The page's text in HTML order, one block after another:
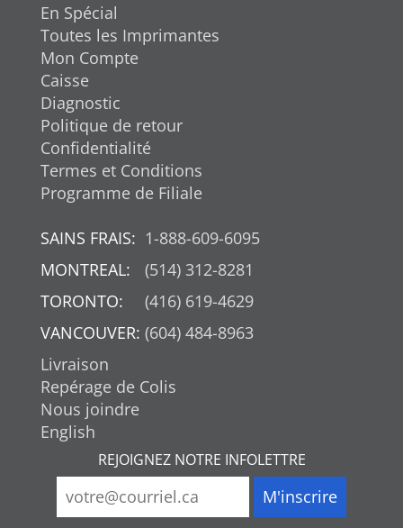
En Spécial
Toutes les Imprimantes
Mon Compte
Caisse
Diagnostic
Politique de retour
Confidentialité
Termes et Conditions
Programme de Filiale
SAINS FRAIS: 1-888-609-6095
MONTREAL:
(514) 312-8281
TORONTO:
(416) 619-4629
VANCOUVER: (604) 484-8963
Livraison
Repérage de Colis
Nous joindre
English
REJOIGNEZ NOTRE INFOLETTRE